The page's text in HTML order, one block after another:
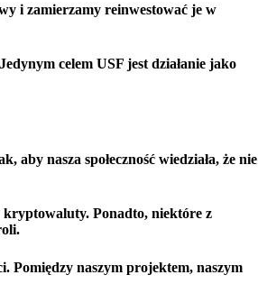
i zamierzamy reinwestować je w
celem USF jest działanie jako
nasza społeczność wiedziała, że nie
kryptowaluty. Ponadto, niektóre z
Pomiędzy naszym projektem, naszym